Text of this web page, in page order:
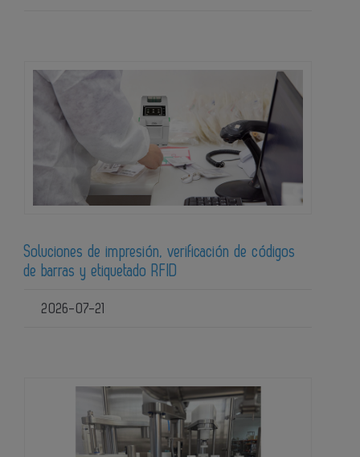
Soluciones de impresión, verificación de códigos
de barras y etiquetado RFID
2026-07-21